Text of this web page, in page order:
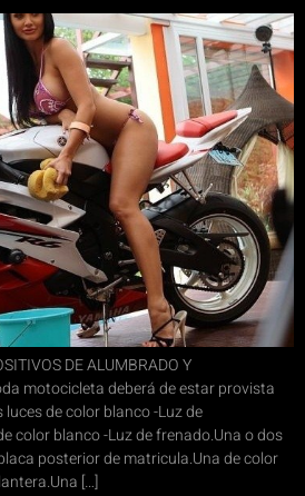
DE ALUMBRADO Y
motocicleta deberá de estar provista
luces de color blanco -Luz de
color blanco -Luz de frenado.Una o dos
posterior de matricula.Una de color
[…]